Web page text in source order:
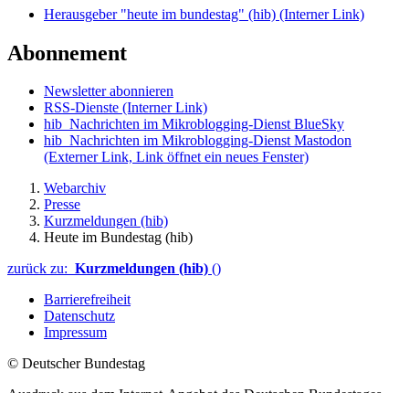
Herausgeber "heute im bundestag" (hib) (Interner Link)
Abonnement
Newsletter abonnieren
RSS-Dienste (Interner Link)
hib_Nachrichten im Mikroblogging-Dienst BlueSky
hib_Nachrichten im Mikroblogging-Dienst Mastodon
(Externer Link, Link öffnet ein neues Fenster)
Webarchiv
Presse
Kurzmeldungen (hib)
Heute im Bundestag (hib)
zurück zu: Kurzmeldungen (hib) ()
Barrierefreiheit
Datenschutz
Impressum
© Deutscher Bundestag